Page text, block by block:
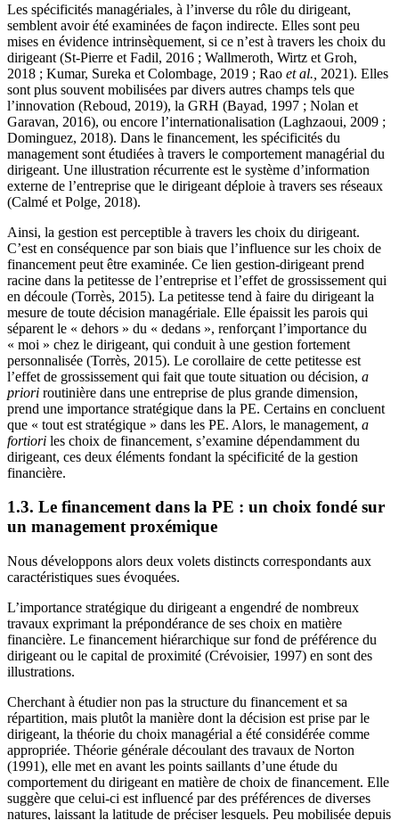
Les spécificités managériales, à l’inverse du rôle du dirigeant,
semblent avoir été examinées de façon indirecte. Elles sont peu
mises en évidence intrinsèquement, si ce n’est à travers les choix du
dirigeant (St-Pierre et Fadil, 2016 ; Wallmeroth, Wirtz et Groh,
2018 ; Kumar, Sureka et Colombage, 2019 ; Rao et al., 2021). Elles
sont plus souvent mobilisées par divers autres champs tels que
l’innovation (Reboud, 2019), la GRH (Bayad, 1997 ; Nolan et
Garavan, 2016), ou encore l’internationalisation (Laghzaoui, 2009 ;
Dominguez, 2018). Dans le financement, les spécificités du
management sont étudiées à travers le comportement managérial du
dirigeant. Une illustration récurrente est le système d’information
externe de l’entreprise que le dirigeant déploie à travers ses réseaux
(Calmé et Polge, 2018).
Ainsi, la gestion est perceptible à travers les choix du dirigeant.
C’est en conséquence par son biais que l’influence sur les choix de
financement peut être examinée. Ce lien gestion-dirigeant prend
racine dans la petitesse de l’entreprise et l’effet de grossissement qui
en découle (Torrès, 2015). La petitesse tend à faire du dirigeant la
mesure de toute décision managériale. Elle épaissit les parois qui
séparent le « dehors » du « dedans », renforçant l’importance du
« moi » chez le dirigeant, qui conduit à une gestion fortement
personnalisée (Torrès, 2015). Le corollaire de cette petitesse est
l’effet de grossissement qui fait que toute situation ou décision, a
priori routinière dans une entreprise de plus grande dimension,
prend une importance stratégique dans la PE. Certains en concluent
que « tout est stratégique » dans les PE. Alors, le management, a
fortiori les choix de financement, s’examine dépendamment du
dirigeant, ces deux éléments fondant la spécificité de la gestion
financière.
1.3. Le financement dans la PE : un choix fondé sur
un management proxémique
Nous développons alors deux volets distincts correspondants aux
caractéristiques sues évoquées.
L’importance stratégique du dirigeant a engendré de nombreux
travaux exprimant la prépondérance de ses choix en matière
financière. Le financement hiérarchique sur fond de préférence du
dirigeant ou le capital de proximité (Crévoisier, 1997) en sont des
illustrations.
Cherchant à étudier non pas la structure du financement et sa
répartition, mais plutôt la manière dont la décision est prise par le
dirigeant, la théorie du choix managérial a été considérée comme
appropriée. Théorie générale découlant des travaux de Norton
(1991), elle met en avant les points saillants d’une étude du
comportement du dirigeant en matière de choix de financement. Elle
suggère que celui-ci est influencé par des préférences de diverses
natures, laissant la latitude de préciser lesquels. Peu mobilisée depuis